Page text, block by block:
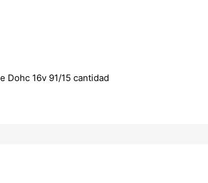
Dohc 16v 91/15 cantidad